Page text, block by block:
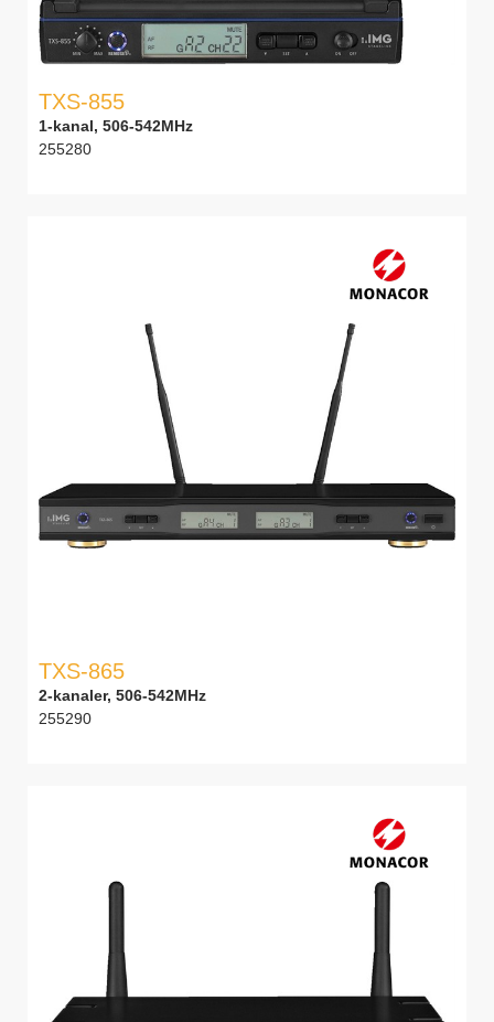
TXS-855
1-kanal, 506-542MHz
255280
TXS-865
2-kanaler, 506-542MHz
255290